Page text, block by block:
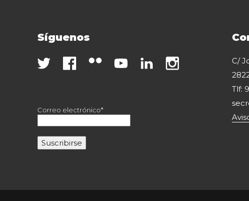
Síguenos
Correo electrónico*
C/
Tlf: